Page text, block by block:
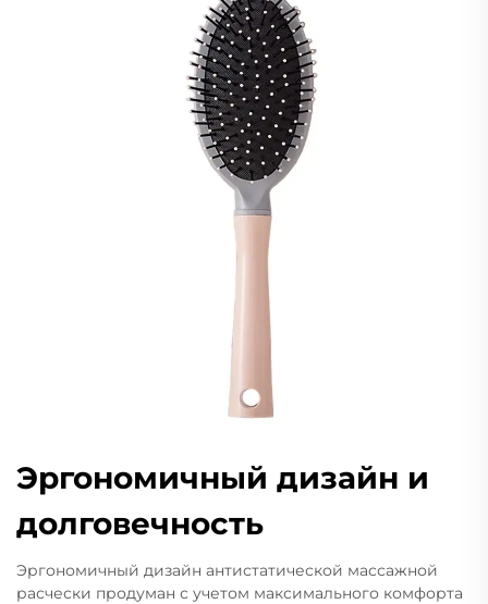
Эргономичный дизайн и
долговечность
Эргономичный дизайн антистатической массажной
расчески продуман с учетом максимального комфорта